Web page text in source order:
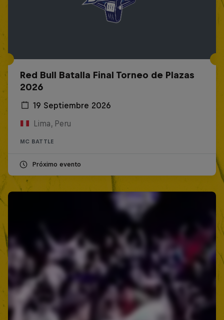
Red Bull Batalla Final Torneo de Plazas
2026
19 Septiembre 2026
Lima, Peru
MC BATTLE
Próximo evento